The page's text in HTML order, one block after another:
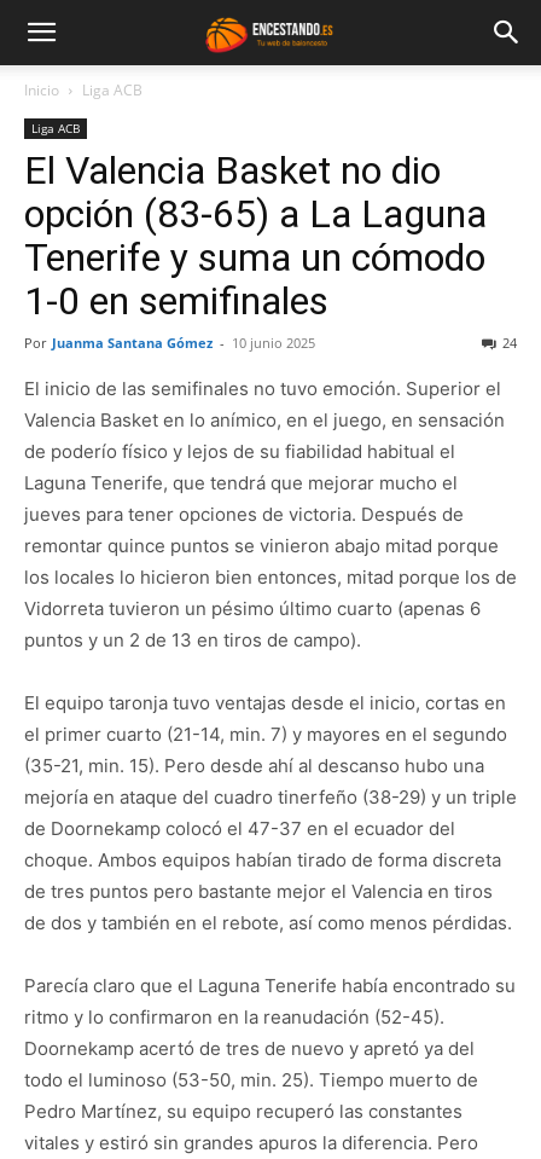
Inicio Liga ACB
Liga ACB
El Valencia Basket no dio
opción (83-65) a La Laguna
Tenerife y suma un cómodo
1-0 en semifinales
Por Juanma Santana Gómez - 10 junio 2025 24
El inicio de las semifinales no tuvo emoción. Superior el
Valencia Basket en lo anímico, en el juego, en sensación
de poderío físico y lejos de su fiabilidad habitual el
Laguna Tenerife, que tendrá que mejorar mucho el
jueves para tener opciones de victoria. Después de
remontar quince puntos se vinieron abajo mitad porque
los locales lo hicieron bien entonces, mitad porque los de
Vidorreta tuvieron un pésimo último cuarto (apenas 6
puntos y un 2 de 13 en tiros de campo).
El equipo taronja tuvo ventajas desde el inicio, cortas en
el primer cuarto (21-14, min. 7) y mayores en el segundo
(35-21, min. 15). Pero desde ahí al descanso hubo una
mejoría en ataque del cuadro tinerfeño (38-29) y un triple
de Doornekamp colocó el 47-37 en el ecuador del
choque. Ambos equipos habían tirado de forma discreta
de tres puntos pero bastante mejor el Valencia en tiros
de dos y también en el rebote, así como menos pérdidas.
Parecía claro que el Laguna Tenerife había encontrado su
ritmo y lo confirmaron en la reanudación (52-45).
Doornekamp acertó de tres de nuevo y apretó ya del
todo el luminoso (53-50, min. 25). Tiempo muerto de
Pedro Martínez, su equipo recuperó las constantes
vitales y estiró sin grandes apuros la diferencia. Pero